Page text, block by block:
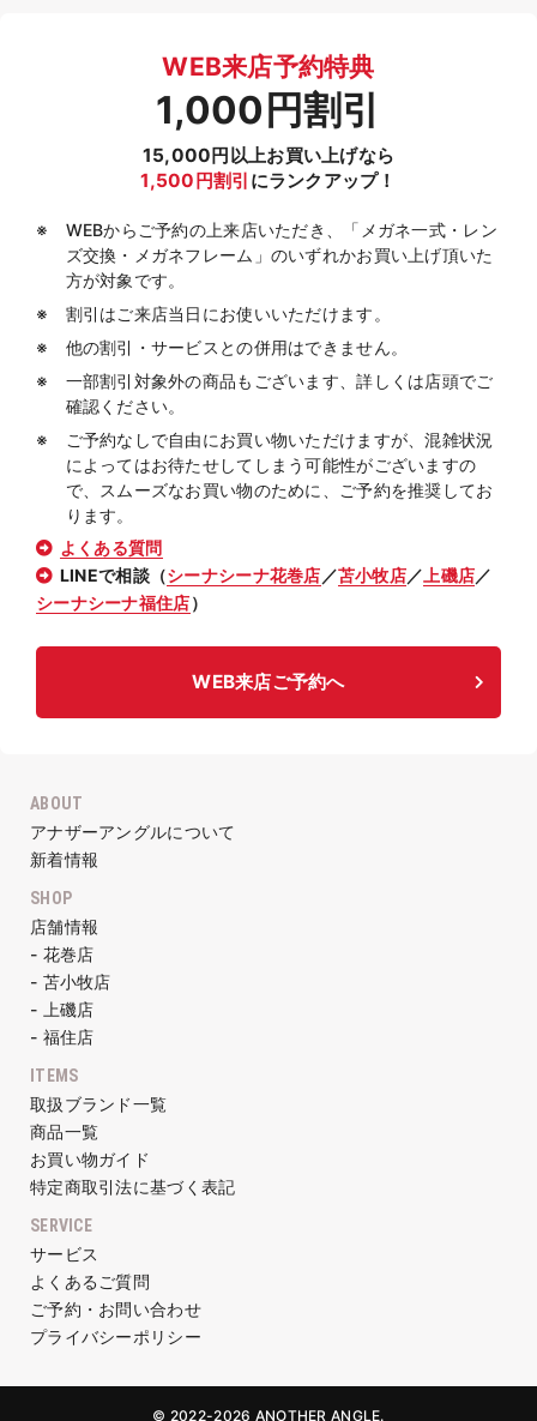
WEB来店予約特典
1,000円割引
15,000円以上お買い上げなら
1,500円割引 にランクアップ！
WEBからご予約の上来店いただき、「メガネ一式・レン
ズ交換・メガネフレーム」のいずれかお買い上げ頂いた
方が対象です。
割引はご来店当日にお使いいただけます。
他の割引・サービスとの併用はできません。
一部割引対象外の商品もございます、詳しくは店頭でご
確認ください。
ご予約なしで自由にお買い物いただけますが、混雑状況
によってはお待たせしてしまう可能性がございますの
で、スムーズなお買い物のために、ご予約を推奨してお
ります。
よくある質問
LINEで相談（シーナシーナ花巻店 ／苫小牧店／ 上磯店／
シーナシーナ福住店）
WEB来店ご予約へ
ABOUT
アナザーアングルについて
新着情報
SHOP
店舗情報
- 花巻店
- 苫小牧店
- 上磯店
- 福住店
ITEMS
取扱ブランド一覧
商品一覧
お買い物ガイド
特定商取引法に基づく表記
SERVICE
サービス
よくあるご質問
ご予約・お問い合わせ
プライバシーポリシー
© 2022-2026 ANOTHER ANGLE.